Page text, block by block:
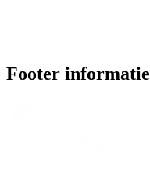
Footer informatie